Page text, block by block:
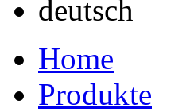
Home
Produkte